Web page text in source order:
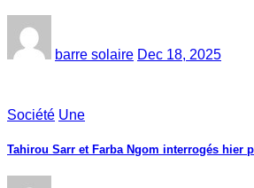
barre solaire Dec 18, 2025
Société Une
Tahirou Sarr et Farba Ngom interrogés